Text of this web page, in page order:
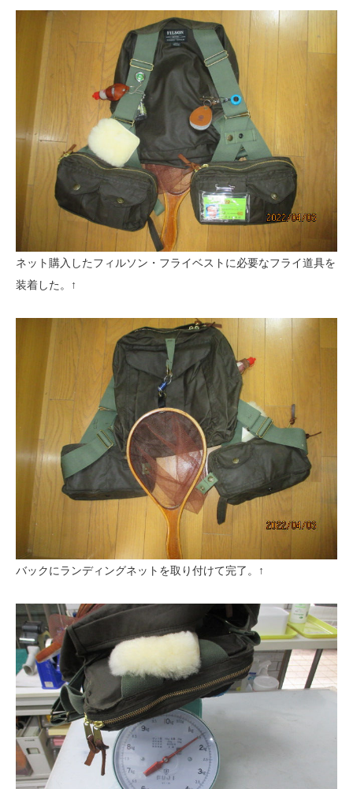
ネット購入したフィルソン・フライベストに必要なフライ道具を
装着した。↑
バックにランディングネットを取り付けて完了。↑